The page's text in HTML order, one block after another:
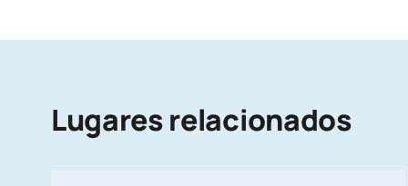
Lugares relacionados